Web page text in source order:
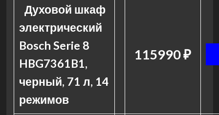
Духовой шкаф
электрический
Bosch Serie 8
HBG7361B1,
черный, 71 л, 14
режимов
115990 ₽